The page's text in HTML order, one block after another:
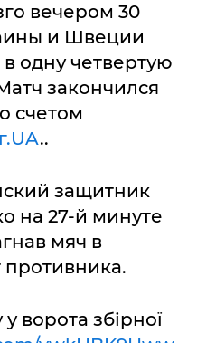
вечером 30
и Швеции
одну четвертую
закончился
счетом
..
защитник
на 27-й минуте
мяч в
противника.
ворота збірної